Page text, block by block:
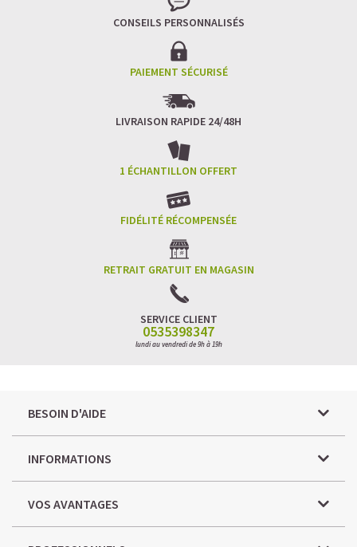
CONSEILS PERSONNALISÉS
PAIEMENT SÉCURISÉ
LIVRAISON RAPIDE 24/48H
1 ÉCHANTILLON OFFERT
FIDÉLITÉ RÉCOMPENSÉE
RETRAIT GRATUIT EN MAGASIN
SERVICE CLIENT
0535398347
lundi au vendredi de 9h à 19h
BESOIN D'AIDE
INFORMATIONS
VOS AVANTAGES